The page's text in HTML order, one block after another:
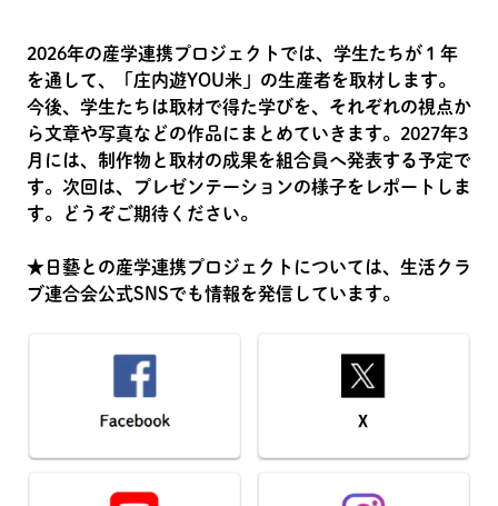
2026年の産学連携プロジェクトでは、学生たちが１年
を通して、「庄内遊YOU米」の生産者を取材します。
今後、学生たちは取材で得た学びを、それぞれの視点か
ら文章や写真などの作品にまとめていきます。2027年3
月には、制作物と取材の成果を組合員へ発表する予定で
す。次回は、プレゼンテーションの様子をレポートしま
す。どうぞご期待ください。
★日藝との産学連携プロジェクトについては、生活クラ
ブ連合会公式SNSでも情報を発信しています。